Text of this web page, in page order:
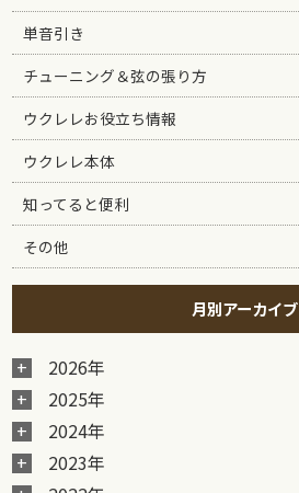
単音引き
チューニング＆弦の張り方
ウクレレお役立ち情報
ウクレレ本体
知ってると便利
その他
月別アーカイブ
2026年
2025年
2024年
2023年